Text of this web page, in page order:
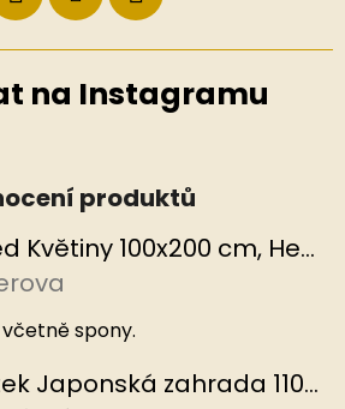
na Instagramu
produktů
Kašmírový pléd Květiny 100x200 cm, Hedvábný svět
je 5 z 5 hvězdiček.
spony.
Hedvábný šátek Japonská zahrada 110x110 cm v dárkovém balení, HEDVÁBNÝ SVĚT